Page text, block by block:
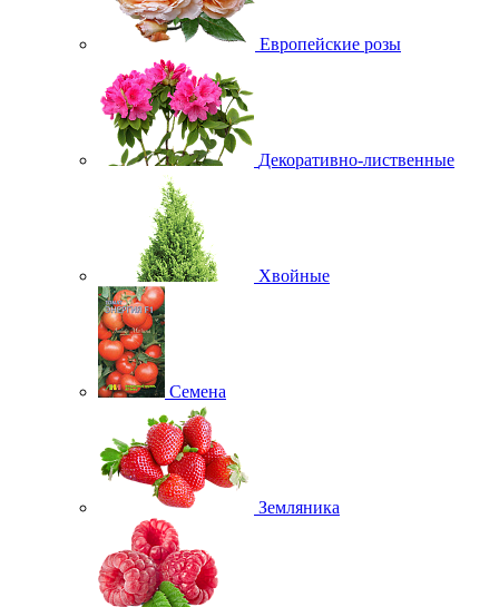
Европейские розы
Декоративно-лиственные
Хвойные
Семена
Земляника